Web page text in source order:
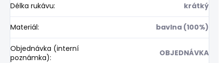
Délka rukávu: krátký
Materiál: bavlna (100%)
Objednávka (interní
poznámka): OBJEDNÁVKA